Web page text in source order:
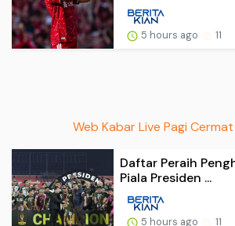
5 hours ago 11
Web Kabar Live Pagi
Daftar Peraih
Piala Presiden ...
5 hours ago 11